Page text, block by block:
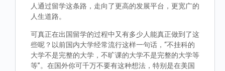
人通过留学这条路，走向了更高的发展平台，更宽广的
人生道路。
可真正在出国留学的过程中又有多少人能真正做到了这
些呢？以前国内大学经常流行这样一句话，“不挂科的
大学不是完整的大学，不旷课的大学不是完整的大学等
等”。在国外你可千万不要有这种想法，特别是在美国